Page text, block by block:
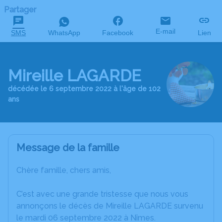
Partager
SMS WhatsApp Facebook E-mail Lien
Mireille LAGARDE
décédée le 6 septembre 2022 à l'âge de 102
ans
Message de la famille
Chère famille, chers amis,
C’est avec une grande tristesse que nous vous
annonçons le décès de Mireille LAGARDE survenu
le mardi 06 septembre 2022 à Nîmes.